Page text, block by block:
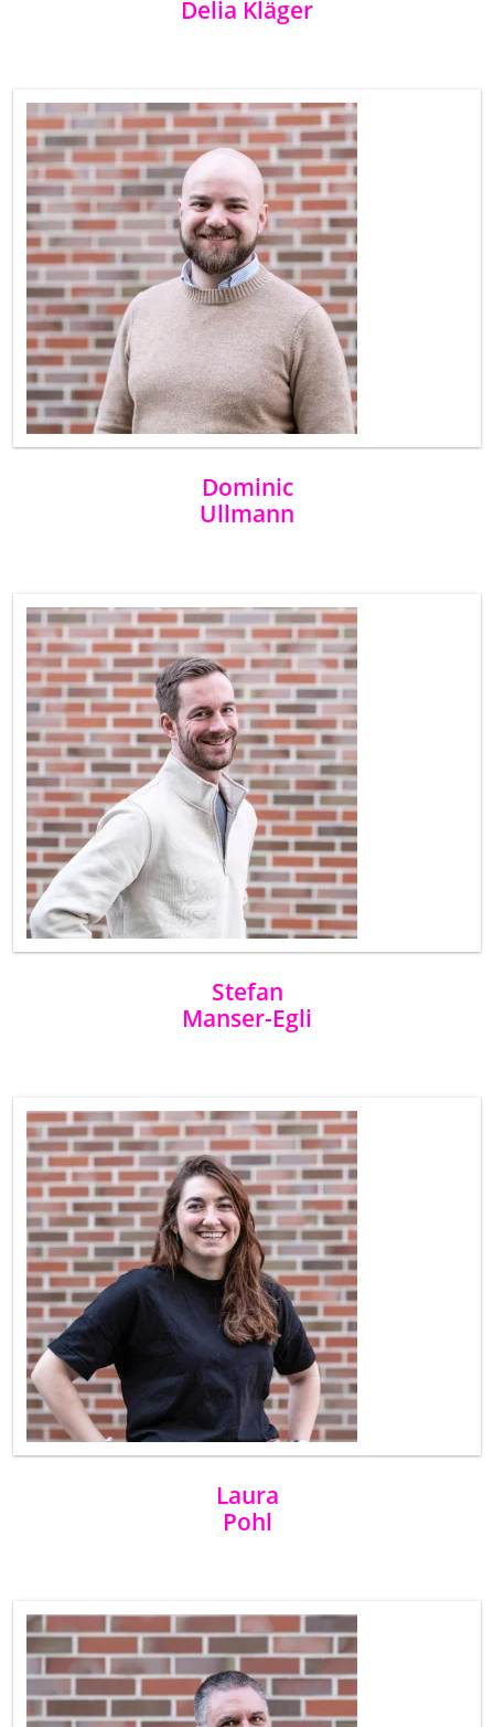
Delia Kläger
Dominic
Ullmann
Stefan
Manser-Egli
Laura
Pohl